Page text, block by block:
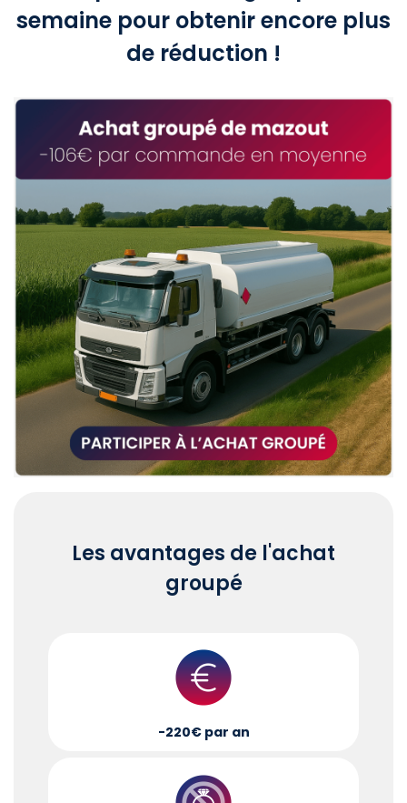
semaine pour obtenir encore plus
de réduction !
Les avantages de l'achat
groupé
-220€ par an